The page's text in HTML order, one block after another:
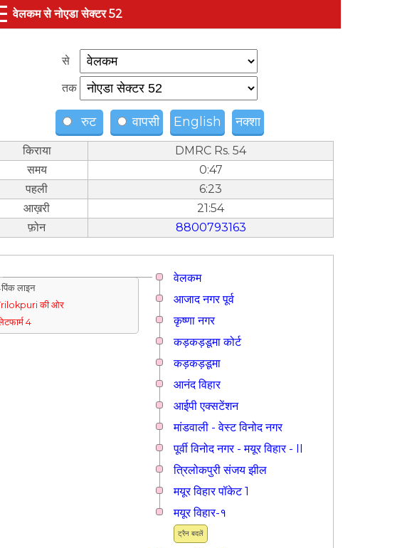
वेलकम से नोएडा सेक्टर 52
से
तक
रुट वापसी English नक्शा
किराया
DMRC Rs. 54
समय
0:47
पहली
6:23
आख़री
21:54
फ़ोन
8800793163
वेलकम
लाइन
की ओर
4
आजाद नगर पूर्व
कृष्णा नगर
कड़कड़डूमा कोर्ट
कड़कड़डूमा
आनंद विहार
आईपी एक्सटेंशन
मांडवाली - वेस्ट विनोद नगर
पूर्वी विनोद नगर - मयूर विहार - II
त्रिलोकपुरी संजय झील
मयूर विहार पॉकेट 1
ट्रैन बदलें
मयूर विहार-१